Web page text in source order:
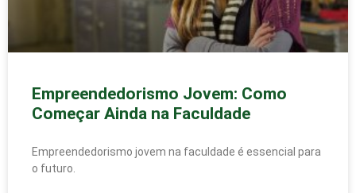
Empreendedorismo Jovem: Como
Começar Ainda na Faculdade
Empreendedorismo jovem na faculdade é essencial para
o futuro.